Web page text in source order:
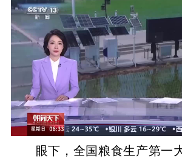
眼下，全国粮食生产第一